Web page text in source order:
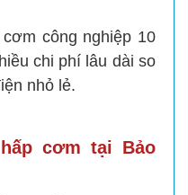
công nghiệp 10
chi phí lâu dài so
nhỏ lẻ.
cơm tại Bảo